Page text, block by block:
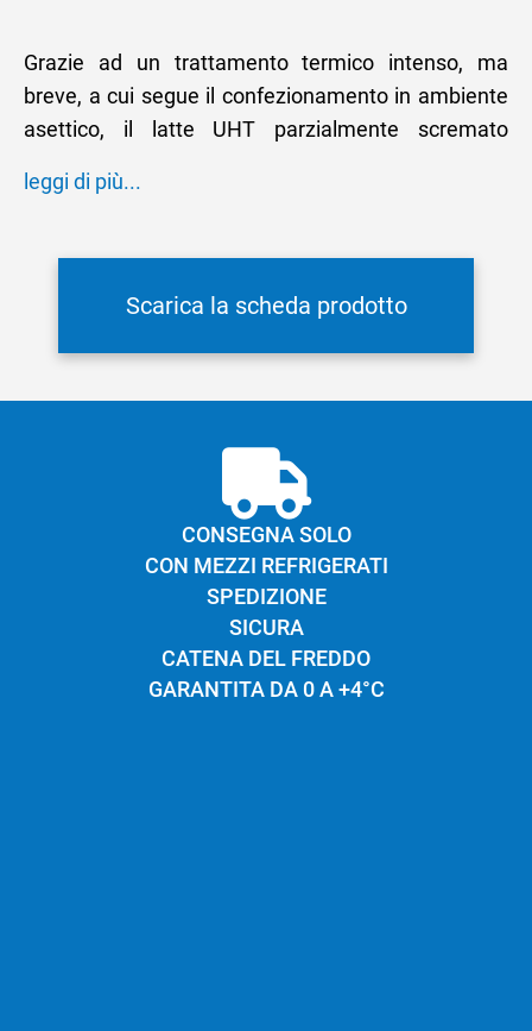
Grazie ad un trattamento termico intenso, ma
breve, a cui segue il confezionamento in ambiente
asettico, il latte UHT parzialmente scremato
mesi, anche conservato a temperatura ambiente.
consumatore attento ai valori nutrizionali, grazie al
ridotto tenore di grassi. Una volta aperto, il
Disponibile solo in valigetta da 10 pezzi da 1/2
Conservazione:120 giorni. Una volta aperto il
contenitore conservare in frigorifero (max più 4
°C) e consumare entro 3/4 giorni.
leggi di più...
Scarica la scheda prodotto
CONSEGNA SOLO
CON MEZZI REFRIGERATI
SPEDIZIONE
SICURA
CATENA DEL FREDDO
GARANTITA DA 0 A +4°C